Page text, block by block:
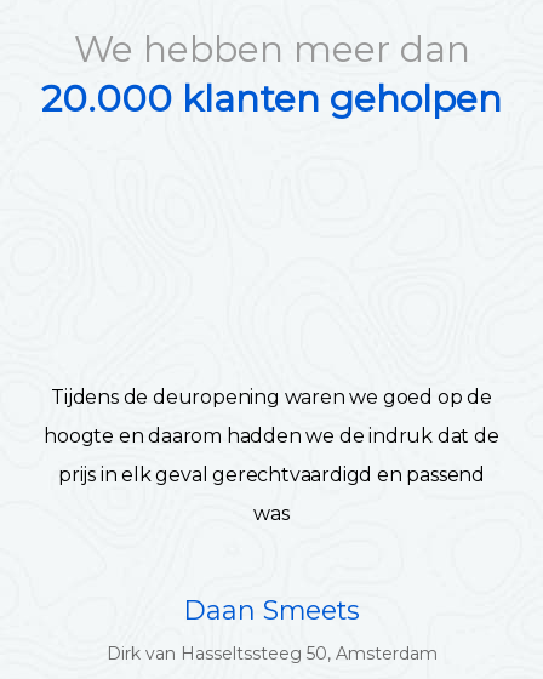
We hebben meer dan
20.000 klanten geholpen
Tijdens de deuropening waren we goed op de
hoogte en daarom hadden we de indruk dat de
prijs in elk geval gerechtvaardigd en passend
was
Daan Smeets
Dirk van Hasseltssteeg 50, Amsterdam